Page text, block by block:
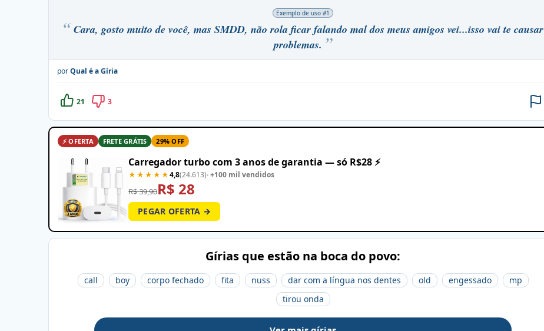
Exemplo de uso #1
Cara, gosto muito de você, mas SMDD, não rola ficar falando mal dos meus amigos vei...isso vai te causar
problemas.
porQual é a Gíria
21 3
⚡ OFERTA FRETE GRÁTIS 29% OFF
Carregador turbo com 3 anos de garantia — só R$28 ⚡
★★★★★4,8(24.613)· +100 mil vendidos
R$ 39,90R$ 28
PEGAR OFERTA →
Gírias que estão na boca do povo:
call boy corpo fechado fita nuss dar com a língua nos dentes old engessado
mp
tirou onda